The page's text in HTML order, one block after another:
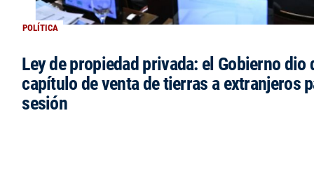
POLÍTICA
Ley de propiedad privada: el Gobierno dio
capítulo de venta de tierras a extranjeros
sesión